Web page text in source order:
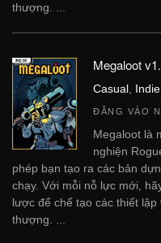
thượng. ...
Megaloot
Casual Indie
ĐĂNG VÀO
Megaloot là
nghiện
phép bạn tạo ra các bản
chạy. Với mỗi nỗ lực mới,
lược để chế tạo các thiết
thượng. ...